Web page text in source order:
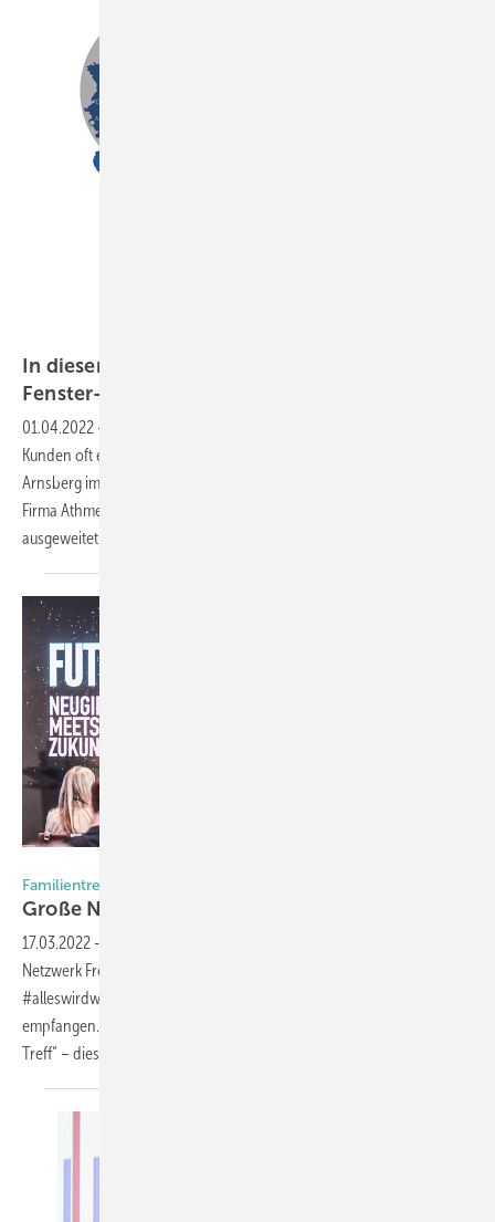
In dieser ift-Außenstelle kann man umfassende
Fenster-Prüfungen
01.04.2022 -
Kunden oft eine zweitägige Reise. Prüfmöglichkeiten gibt es auch in
Arnsberg im Sauerland im „iftLAB“ durch die Kooperation mit der
Firma Athmer. Diese Prüfmöglichkeiten wurden jetzt noch mal
ausgeweitet.
Familientreffen bei Frey
Große Netzwerk-Chance
17.03.2022 -
Netzwerk Freys stattgefunden. Mit dem Veranstaltungsmotto
#alleswirdwiederok wurden die Gäste im Heidenheimer Stadion
empfangen. Der Startschuss fiel am Vorabend mit dem „After Work
Treff“ – diesmal mit einer Premiere der Stadionnacht in